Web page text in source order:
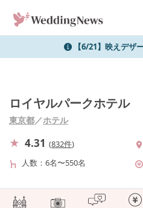
【6/21】映えデザ
ロイヤルパークホテル
東京都／ホテル
4.31 (832件)
人数
6名〜550名